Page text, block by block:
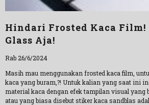
Hindari Frosted Kaca
Glass Aja!
Rab 26/6/2024
Masih mau menggunakan frosted kaca film,
kaca yang buram,?! Untuk kalian yang saat ini
material kaca dengan efek tampilan visual yang
atau yang biasa disebut stiker kaca sandblas